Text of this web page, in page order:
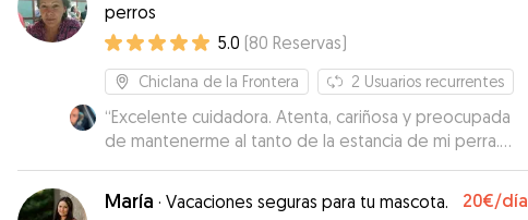
perros
5.0 (80 Reservas)
Chiclana de la Frontera 2 Usuarios recurrentes
“Excelente cuidadora. Atenta, cariñosa y preocupada
de mantenerme al tanto de la estancia de mi perra.
Repetiremos.”
María · Vacaciones seguras para tu mascota. 20€/día